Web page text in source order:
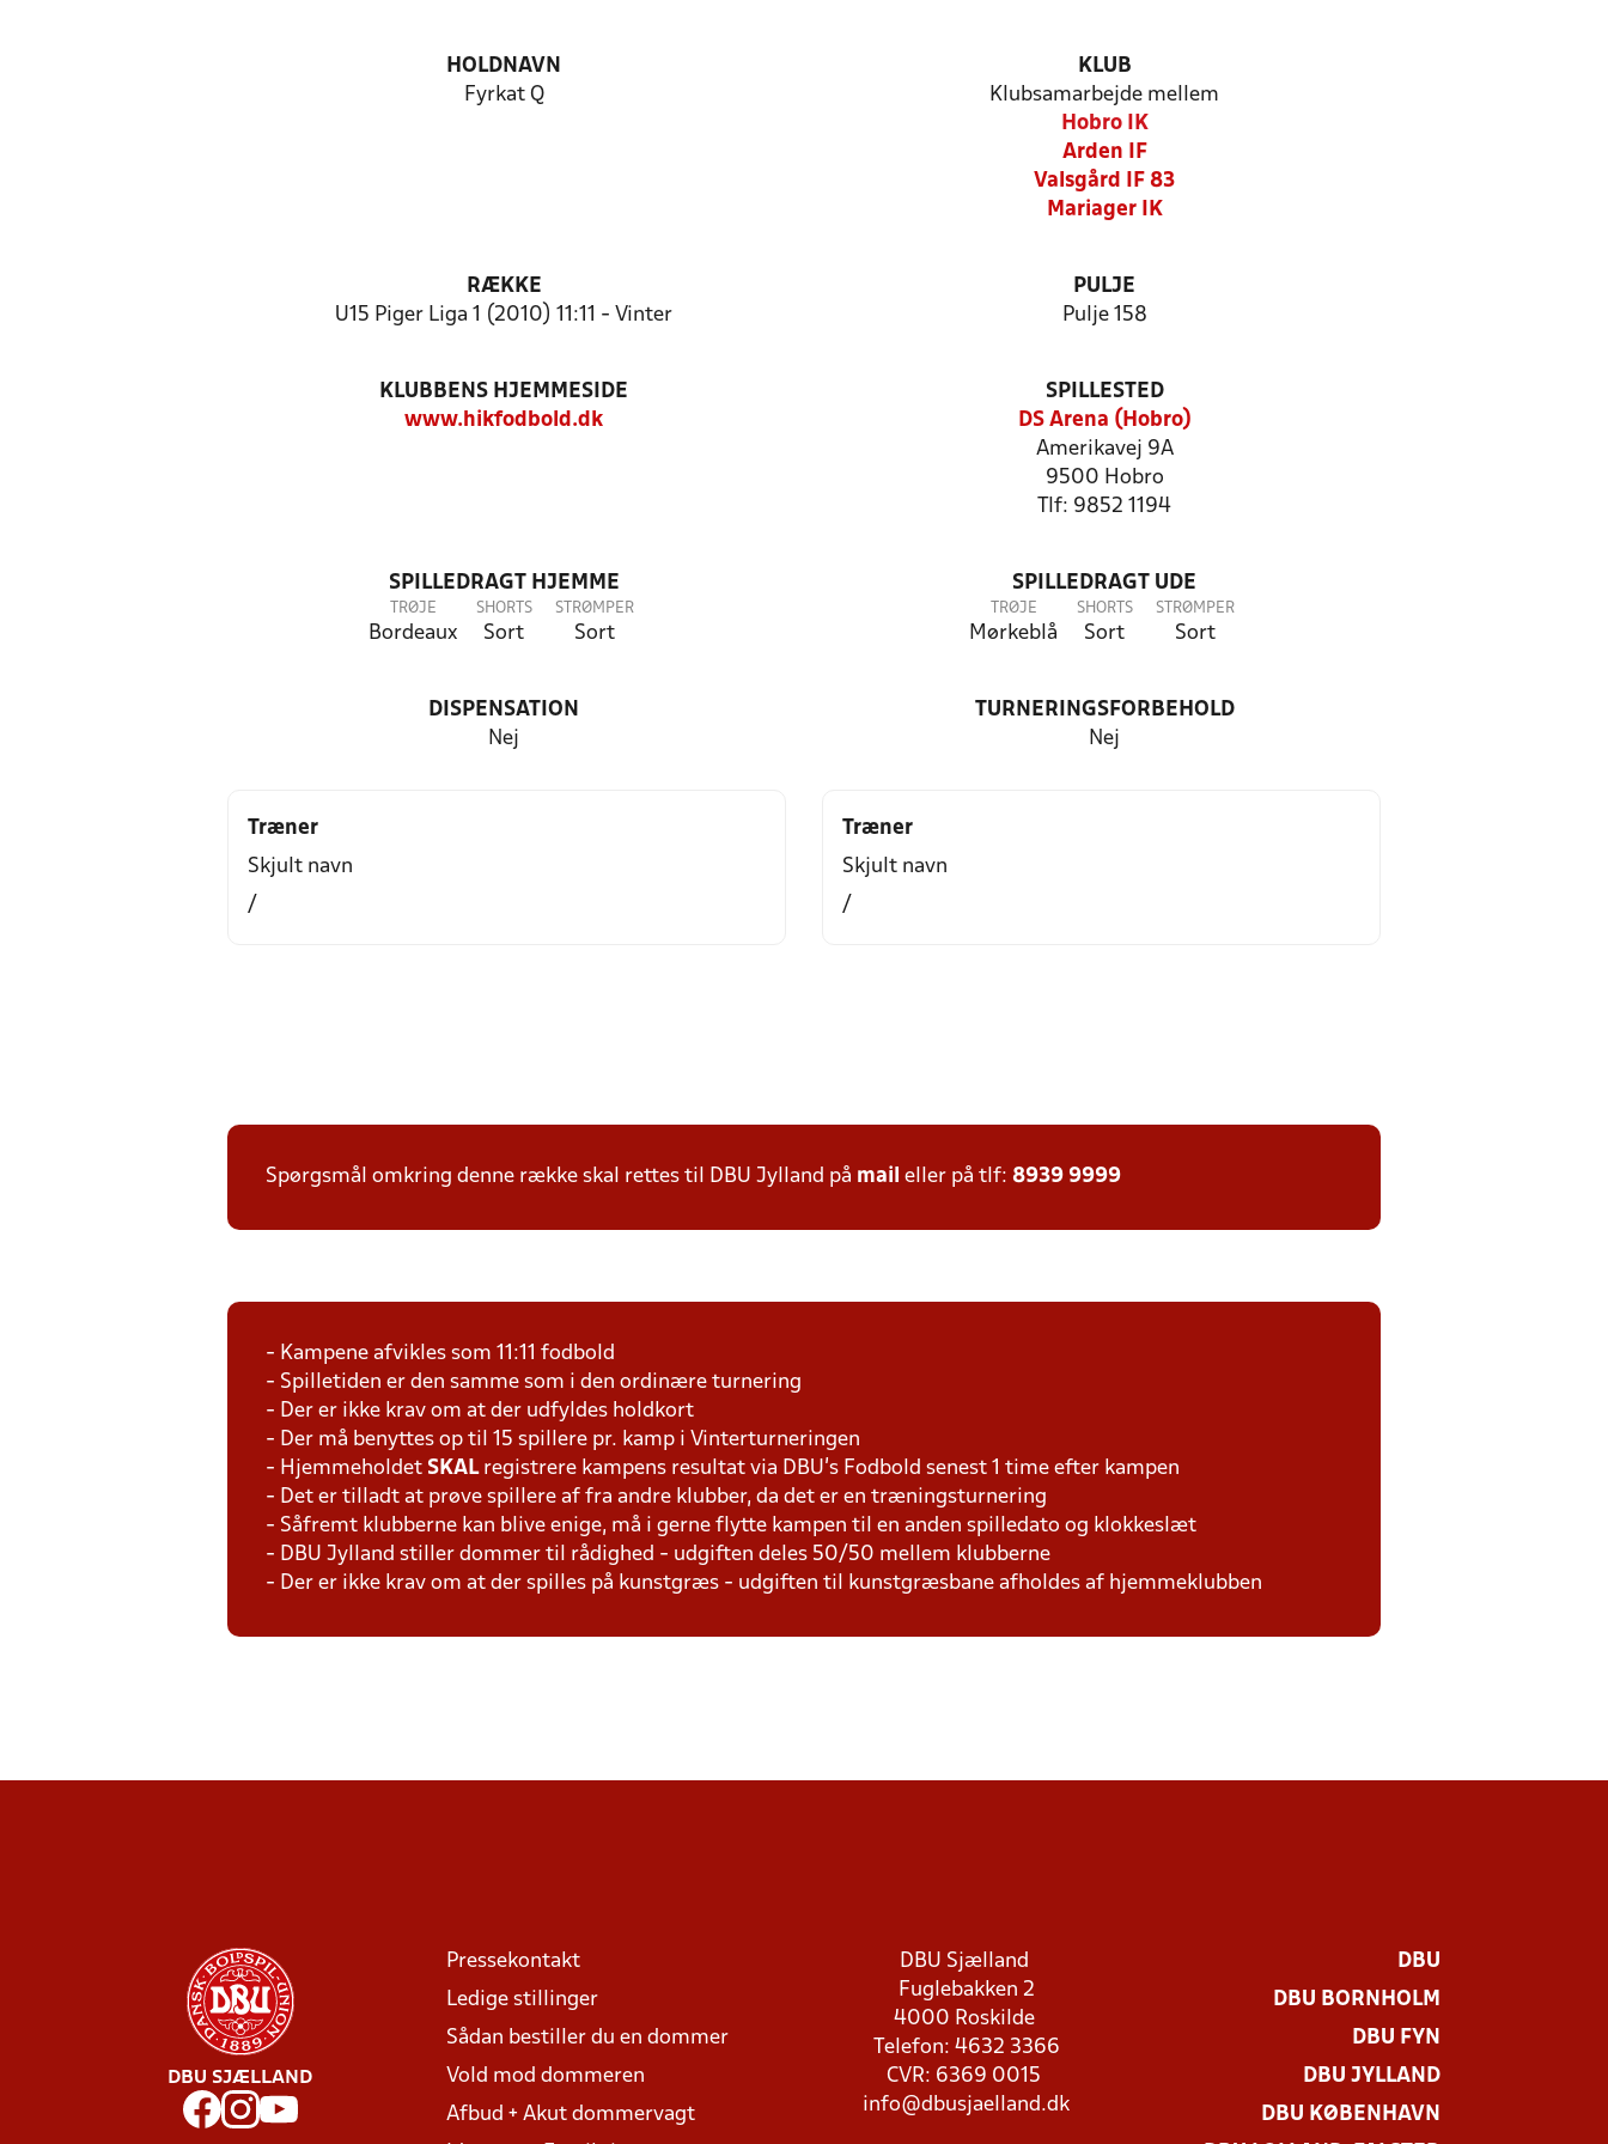
HOLDNAVN
Fyrkat Q
KLUB
Klubsamarbejde mellem
Hobro IK
Arden IF
Valsgård IF 83
Mariager IK
RÆKKE
U15 Piger Liga 1 (2010) 11:11 - Vinter
PULJE
Pulje 158
KLUBBENS HJEMMESIDE
www.hikfodbold.dk
SPILLESTED
DS Arena (Hobro)
Amerikavej 9A
9500 Hobro
Tlf: 9852 1194
SPILLEDRAGT HJEMME
TRØJE
Bordeaux
SHORTS
Sort
STRØMPER
Sort
SPILLEDRAGT UDE
TRØJE
Mørkeblå
SHORTS
Sort
STRØMPER
Sort
DISPENSATION
Nej
TURNERINGSFORBEHOLD
Nej
Træner
Skjult navn
/
Træner
Skjult navn
/
Spørgsmål omkring denne række skal rettes til DBU Jylland på mail eller på tlf: 8939 9999
- Kampene afvikles som 11:11 fodbold
- Spilletiden er den samme som i den ordinære turnering
- Der er ikke krav om at der udfyldes holdkort
- Der må benyttes op til 15 spillere pr. kamp i Vinterturneringen
- Hjemmeholdet SKAL registrere kampens resultat via DBU's Fodbold senest 1 time efter kampen
- Det er tilladt at prøve spillere af fra andre klubber, da det er en træningsturnering
- Såfremt klubberne kan blive enige, må i gerne flytte kampen til en anden spilledato og klokkeslæt
- DBU Jylland stiller dommer til rådighed - udgiften deles 50/50 mellem klubberne
- Der er ikke krav om at der spilles på kunstgræs - udgiften til kunstgræsbane afholdes af hjemmeklubben
DBU SJÆLLAND
Pressekontakt
Ledige stillinger
Sådan bestiller du en dommer
Vold mod dommeren
Afbud + Akut dommervagt
DBU Sjælland
Fuglebakken 2
4000 Roskilde
Telefon: 4632 3366
CVR: 6369 0015
info@dbusjaelland.dk
DBU
DBU BORNHOLM
DBU FYN
DBU JYLLAND
DBU KØBENHAVN